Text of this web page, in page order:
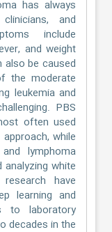
has always
and
include
and weight
be caused
the moderate
leukemia and
PBS
often used
while
lymphoma
white
have
learning and
to laboratory
decades in the